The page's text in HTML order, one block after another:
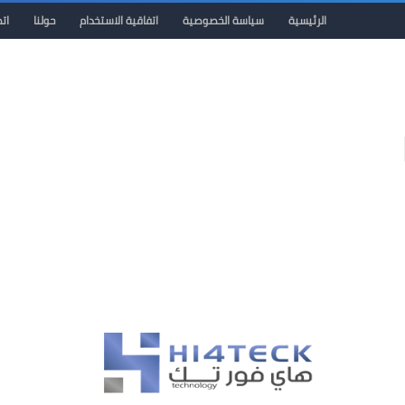
الرئيسية سياسة الخصوصية اتفاقية الاستخدام حولنا